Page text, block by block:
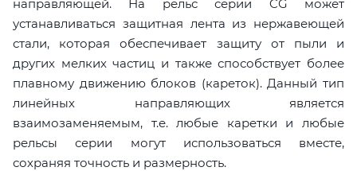
направляющей. На рельс серии CG может
устанавливаться защитная лента из нержавеющей
стали, которая обеспечивает защиту от пыли и
других мелких частиц и также способствует более
плавному движению блоков (кареток). Данный тип
линейных направляющих является
взаимозаменяемым, т.е. любые каретки и любые
рельсы серии могут использоваться вместе,
сохраняя точность и размерность.